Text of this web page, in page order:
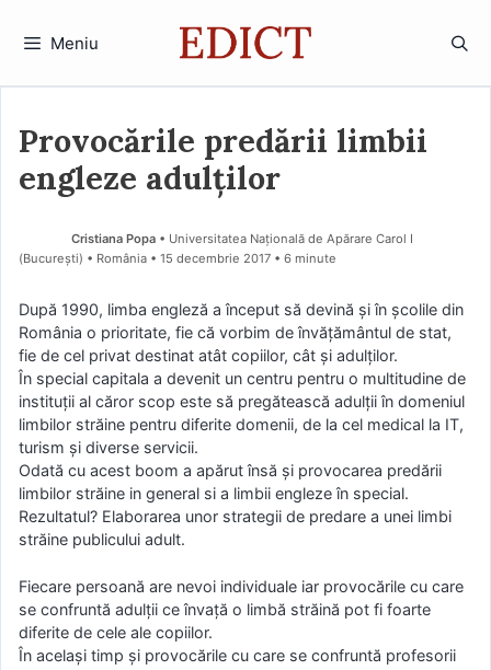
Meniu
Provocările predării limbii
engleze adulților
Cristiana Popa • Universitatea Națională de Apărare Carol I
(Bucureşti) • România
15 decembrie 2017 • 6 minute
După 1990, limba engleză a început să devină și în școlile din
România o prioritate, fie că vorbim de învățământul de stat,
fie de cel privat destinat atât copiilor, cât și adulților.
În special capitala a devenit un centru pentru o multitudine de
instituții al căror scop este să pregătească adulții în domeniul
limbilor străine pentru diferite domenii, de la cel medical la IT,
turism și diverse servicii.
Odată cu acest boom a apărut însă și provocarea predării
limbilor străine in general si a limbii engleze în special.
Rezultatul? Elaborarea unor strategii de predare a unei limbi
străine publicului adult.
Fiecare persoană are nevoi individuale iar provocările cu care
se confruntă adulții ce învață o limbă străină pot fi foarte
diferite de cele ale copiilor.
În același timp și provocările cu care se confruntă profesorii